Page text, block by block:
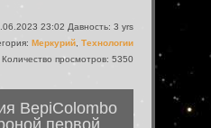
23:02 Давность: 3 yrs
Меркурий Технологии
Количество просмотров: 5350
BepiColombo
первой